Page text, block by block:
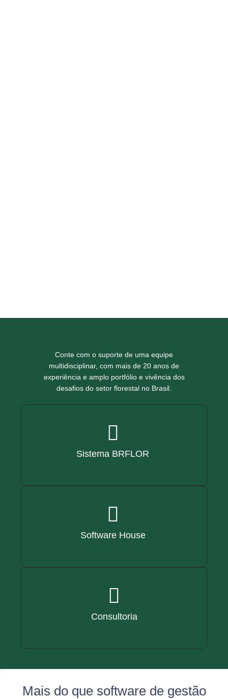
Conte com o suporte de uma equipe
multidisciplinar, com mais de 20 anos de
experiência e amplo portfólio e vivência dos
desafios do setor florestal no Brasil.
Sistema BRFLOR
Software House
Consultoria
Mais do que software de gestão